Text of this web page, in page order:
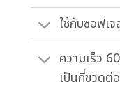
ใช้กับซอฟเ
ความเร็ว
เป็นกี่ขวดต่